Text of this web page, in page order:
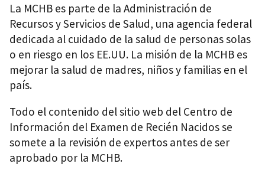
La MCHB es parte de la Administración de
Recursos y Servicios de Salud, una agencia federal
dedicada al cuidado de la salud de personas solas
o en riesgo en los EE.UU. La misión de la MCHB es
mejorar la salud de madres, niños y familias en el
país.
Todo el contenido del sitio web del Centro de
Información del Examen de Recién Nacidos se
somete a la revisión de expertos antes de ser
aprobado por la MCHB.